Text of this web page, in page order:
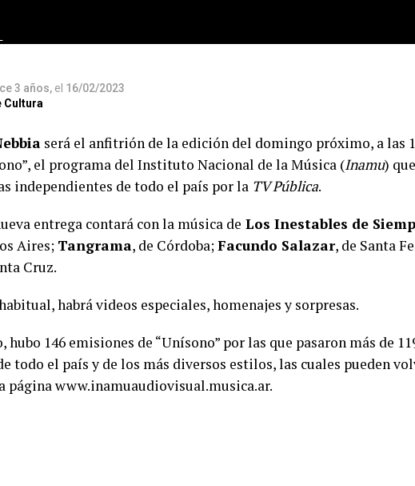
3 años, el 16/02/2023
Cultura
será el anfitrión de la edición del domingo próximo, a las
el programa del Instituto Nacional de la Música (Inamu)
independientes de todo el país por la TV Pública.
entrega contará con la música de Los Inestables de
Aires; Tangrama, de Córdoba;Facundo Salazar, de Santa
Cruz.
habrá videos especiales, homenajes y sorpresas.
146 emisiones de “Unísono” por las que pasaron más de
todo el país y de los más diversos estilos, las cuales pueden
página www.inamuaudiovisual.musica.ar.